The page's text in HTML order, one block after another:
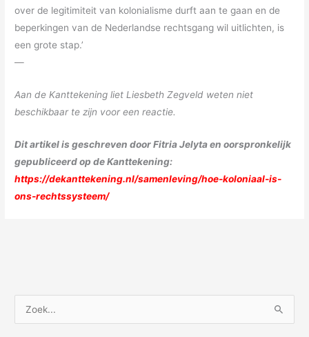
over de legitimiteit van kolonialisme durft aan te gaan en de
beperkingen van de Nederlandse rechtsgang wil uitlichten, is
een grote stap.’
—
Aan de Kanttekening liet Liesbeth Zegveld weten niet
beschikbaar te zijn voor een reactie.
Dit artikel is geschreven door Fitria Jelyta en oorspronkelijk
gepubliceerd op de Kanttekening:
https://dekanttekening.nl/samenleving/hoe-koloniaal-is-
ons-rechtssysteem/
o